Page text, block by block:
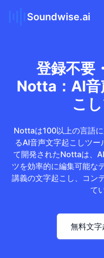
Soundwise.ai
登録不要
Notta：AI音
こ
Nottaは100以上の言語
るAI音声文字起こしツ
て開発されたNottaは、
ツを効率的に編集可能な
講義の文字起こし、コン
て
無料文